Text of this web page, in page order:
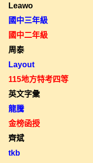
Leawo
國中三年級
國中二年級
周泰
Layout
115地方特考四等
英文字彙
龍騰
金榜函授
齊斌
tkb